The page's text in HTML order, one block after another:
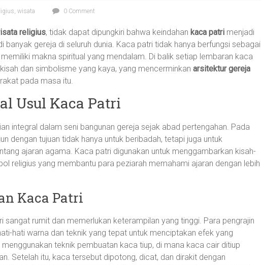
, wisata 0 Comment
religius, tidak dapat dipungkiri bahwa keindahan kaca patri menjadi
banyak gereja di seluruh dunia. Kaca patri tidak hanya berfungsi sebagai
makna spiritual yang mendalam. Di balik setiap lembaran kaca
dan simbolisme yang kaya, yang mencerminkan arsitektur gereja
pada masa itu.
Usul Kaca Patri
integral dalam seni bangunan gereja sejak abad pertengahan. Pada
dengan tujuan tidak hanya untuk beribadah, tetapi juga untuk
ajaran agama. Kaca patri digunakan untuk menggambarkan kisah-
religius yang membantu para peziarah memahami ajaran dengan lebih
Kaca Patri
sangat rumit dan memerlukan keterampilan yang tinggi. Para pengrajin
hati warna dan teknik yang tepat untuk menciptakan efek yang
teknik pembuatan kaca tiup, di mana kaca cair ditiup
Setelah itu, kaca tersebut dipotong, dicat, dan dirakit dengan